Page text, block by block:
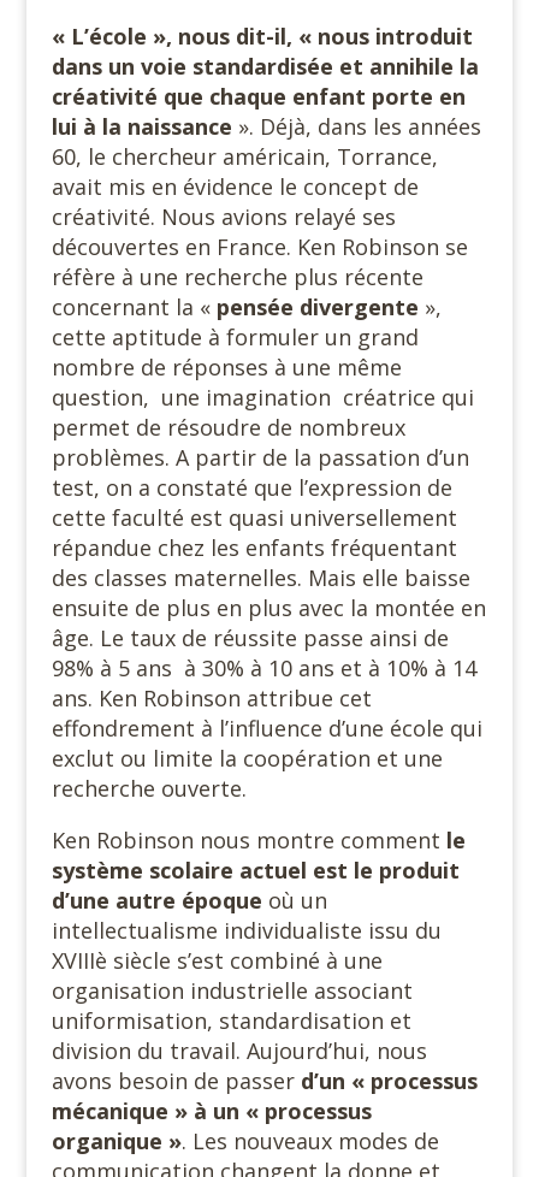
« L’école », nous dit-il, « nous introduit
dans un voie standardisée et annihile la
créativité que chaque enfant porte en
lui à la naissance ». Déjà, dans les années
60, le chercheur américain, Torrance,
avait mis en évidence le concept de
créativité. Nous avions relayé ses
découvertes en France. Ken Robinson se
réfère à une recherche plus récente
concernant la « pensée divergente »,
cette aptitude à formuler un grand
nombre de réponses à une même
question, une imagination créatrice qui
permet de résoudre de nombreux
problèmes. A partir de la passation d’un
test, on a constaté que l’expression de
cette faculté est quasi universellement
répandue chez les enfants fréquentant
des classes maternelles. Mais elle baisse
ensuite de plus en plus avec la montée en
âge. Le taux de réussite passe ainsi de
98% à 5 ans à 30% à 10 ans et à 10% à 14
ans. Ken Robinson attribue cet
effondrement à l’influence d’une école qui
exclut ou limite la coopération et une
recherche ouverte.
Ken Robinson nous montre comment le
système scolaire actuel est le produit
d’une autre époque où un
intellectualisme individualiste issu du
XVIIIè siècle s’est combiné à une
organisation industrielle associant
uniformisation, standardisation et
division du travail. Aujourd’hui, nous
avons besoin de passer d’un « processus
mécanique » à un « processus
organique ». Les nouveaux modes de
communication changent la donne et